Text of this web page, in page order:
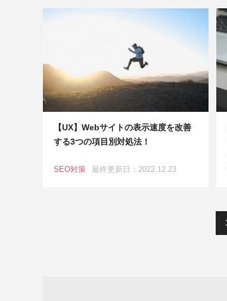
【UX】Webサイトの表示速度を改善
する3つの項目別対処法！
SEO対策 最終更新日：2022.12.23